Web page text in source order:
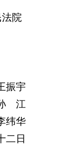
院
宇
江
华
二日